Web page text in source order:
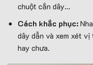
chuột cắn dây…
Cách khắc phục:
dây dẫn và xem xét
hay chưa.